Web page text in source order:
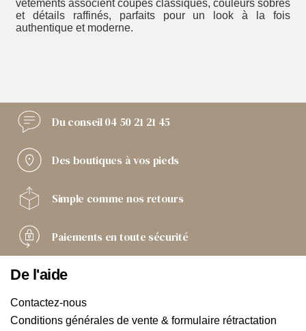
vêtements associent coupes classiques, couleurs sobres
et détails raffinés, parfaits pour un look à la fois
authentique et moderne.
Du conseil04 50 21 21 45
Des boutiques à vos pieds
Simple comme nos retours
Paiements en toute sécurité
De l'aide
Contactez-nous
Conditions générales de vente & formulaire rétractation